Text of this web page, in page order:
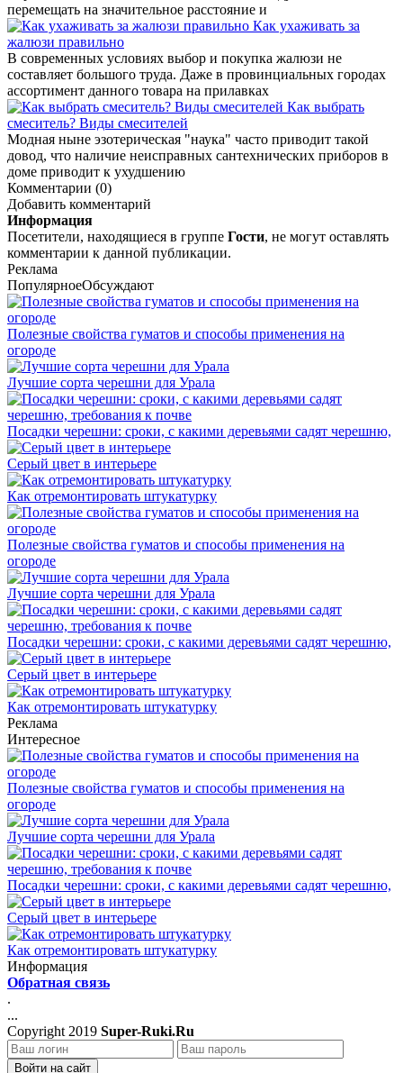
перемещать на значительное расстояние и
Как ухаживать за
жалюзи правильно
В современных условиях выбор и покупка жалюзи не
составляет большого труда. Даже в провинциальных городах
ассортимент данного товара на прилавках
Как выбрать
смеситель? Виды смесителей
Модная ныне эзотерическая "наука" часто приводит такой
довод, что наличие неисправных сантехнических приборов в
доме приводит к ухудшению
Комментарии (0)
Добавить комментарий
Информация
Посетители, находящиеся в группе Гости, не могут оставлять
комментарии к данной публикации.
Реклама
ПопулярноеОбсуждают
Полезные свойства гуматов и способы применения на
огороде
Лучшие сорта черешни для Урала
Посадки черешни: сроки, с какими деревьями садят черешню,
Серый цвет в интерьере
Как отремонтировать штукатурку
Полезные свойства гуматов и способы применения на
огороде
Лучшие сорта черешни для Урала
Посадки черешни: сроки, с какими деревьями садят черешню,
Серый цвет в интерьере
Как отремонтировать штукатурку
Реклама
Интересное
Полезные свойства гуматов и способы применения на
огороде
Лучшие сорта черешни для Урала
Посадки черешни: сроки, с какими деревьями садят черешню,
Серый цвет в интерьере
Как отремонтировать штукатурку
Информация
Обратная связь
.
...
Copyright 2019 Super-Ruki.Ru
Войти на сайт